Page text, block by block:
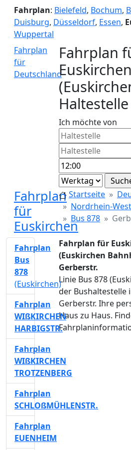
Fahrplan: Bielefeld, Bochum,
Duisburg, Düsseldorf, Essen,
Wuppertal
Fahrplan
für
Deutschland
Fahrplan
Ich möchte von
Fahrplan
für
Euskirchen
Startseite
Nordrhein-
Bus 878
Fahrplan für
(Euskirchen
Gerberstr.
Linie Bus 878
der Bushaltestelle
Gerberstr. Ihre
Haus zu Haus.
Fahrplan
Bus
878
(Euskirchen)
Fahrplan
WIßKIRCHEN
HARBIGSTR.
Fahrplan
WIßKIRCHEN
TROTZENBERG
Fahrplan
SCHLOßMÜHLENSTR.
Fahrplan
EUENHEIM